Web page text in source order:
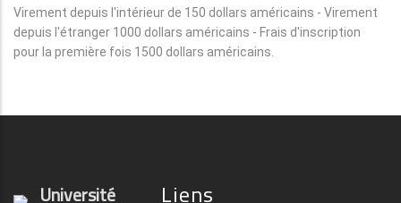
Virement depuis l'intérieur de 150 dollars américains - Virement
depuis l'étranger 1000 dollars américains - Frais d'inscription
pour la première fois 1500 dollars américains.
Université Liens